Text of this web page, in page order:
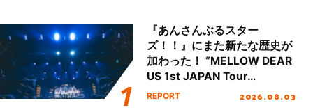
『あんさんぶるスター
ズ！！』にまた新たな歴史が
加わった！ “MELLOW DEAR
US 1st JAPAN Tour
Final「NICE to meet YOU
REPORT 2026.08.03